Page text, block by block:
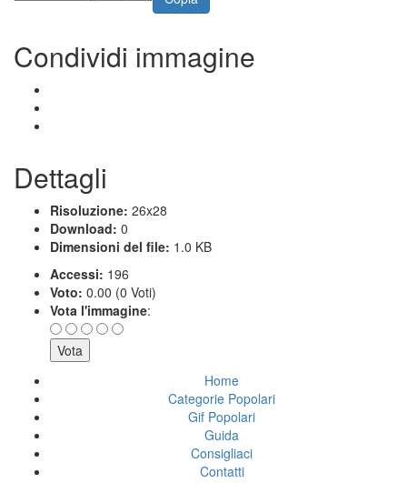
Condividi immagine
Dettagli
Risoluzione: 26x28
Download: 0
Dimensioni del file: 1.0 KB
Accessi: 196
Voto: 0.00 (0 Voti)
Vota l'immagine:
Home
Categorie Popolari
Gif Popolari
Guida
Consigliaci
Contatti